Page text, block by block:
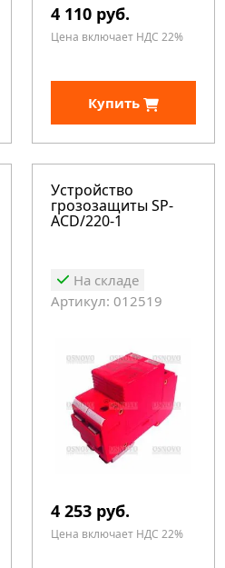
4 110 руб.
Цена включает НДС 22%
Купить
Устройство
грозозащиты SP-
ACD/220-1
На складе
Артикул: 012519
4 253 руб.
Цена включает НДС 22%